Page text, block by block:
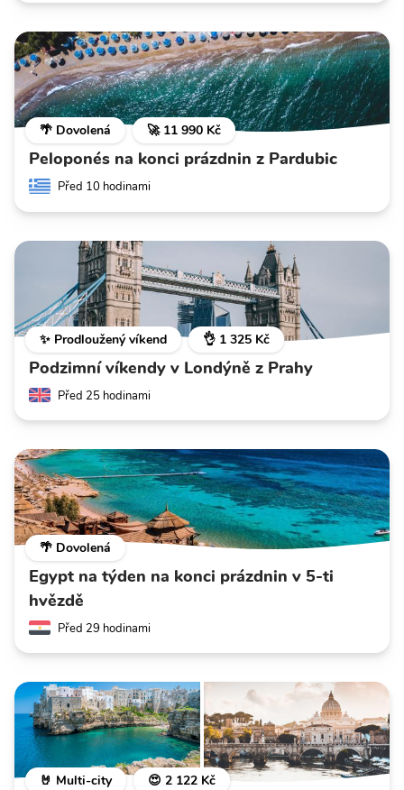
🌴 Dovolená 🚀 11 990 Kč
Peloponés na konci prázdnin z Pardubic
Před 10 hodinami
✨ Prodloužený víkend 👌 1 325 Kč
Podzimní víkendy v Londýně z Prahy
Před 25 hodinami
🌴 Dovolená
Egypt na týden na konci prázdnin v 5-ti
hvězdě
Před 29 hodinami
🤘 Multi-city 😍 2 122 Kč